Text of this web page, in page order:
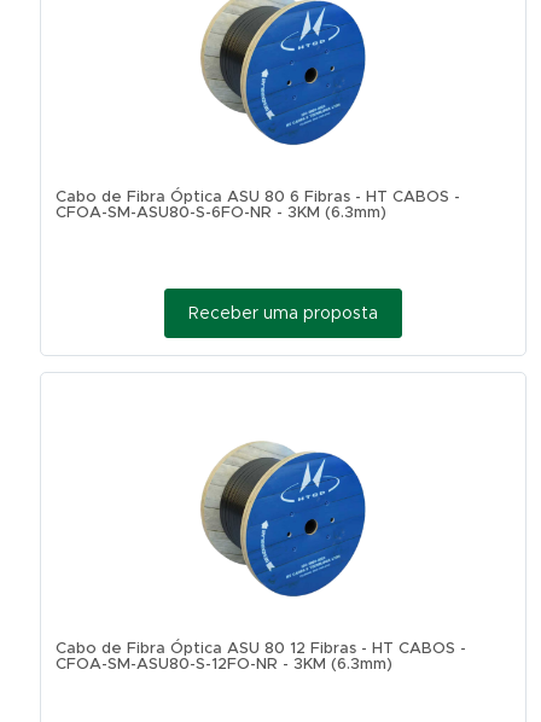
Cabo de Fibra Óptica ASU 80 6 Fibras - HT CABOS -
CFOA-SM-ASU80-S-6FO-NR - 3KM (6.3mm)
Receber uma proposta
Cabo de Fibra Óptica ASU 80 12 Fibras - HT CABOS -
CFOA-SM-ASU80-S-12FO-NR - 3KM (6.3mm)